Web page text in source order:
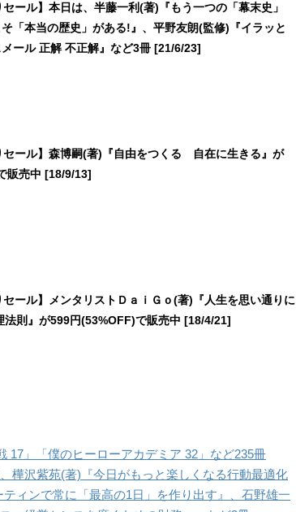
ール】本日は、半藤一利(著)『もう一つの「幕末史」
本当の歴史」がある!』、平野友朗(監修)『イラッと
ール 正解 不正解』など3冊 [21/6/23]
セール】森博嗣(著)『自由をつくる 自在に生きる』が
販売中 [18/9/13]
セール】メンタリストＤａｉＧｏ(著)『人生を思い通りに
法則』が599円(53%OFF)で販売中 [18/4/21]
17」「僕のヒーローアカデミア 32」など235冊
樺沢紫苑(著)『今日がもっと楽しくなる行動最適化
ィンで常に「最高の1日」を作り出す』、石野雄一